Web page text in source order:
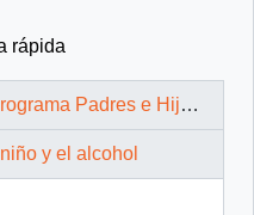
rápida
Padres e Hijos: fotografías de Juan Maino
y el alcohol